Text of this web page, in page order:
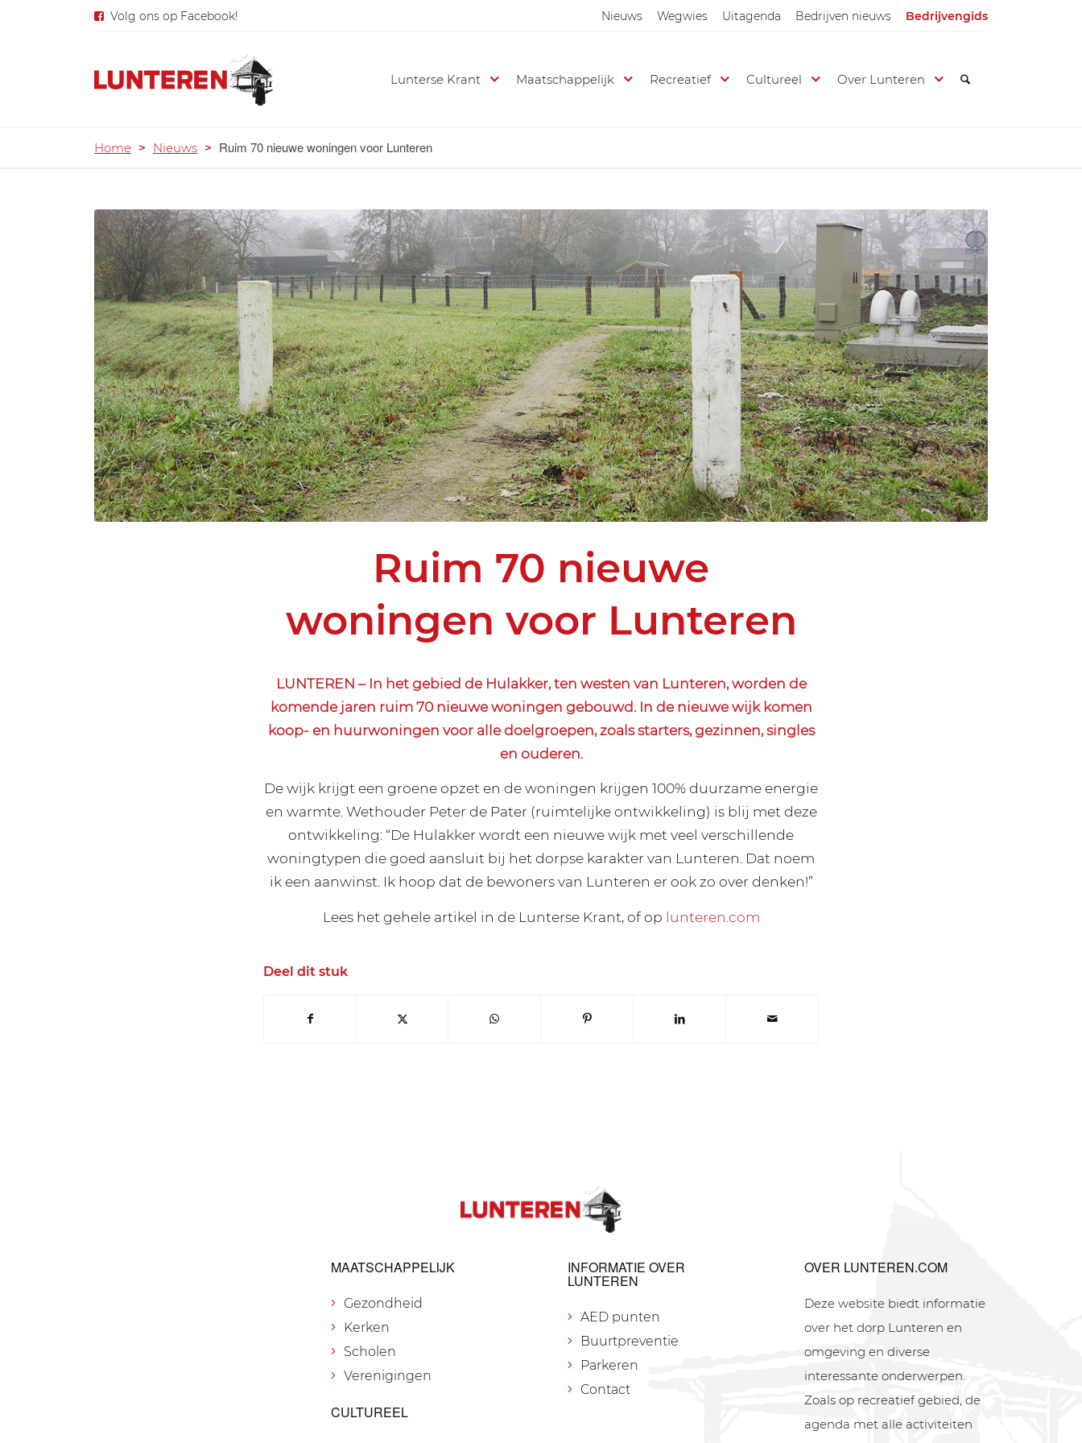
Nieuws Wegwies Uitagenda Bedrijven nieuws Bedrijvengids
Volg ons op Facebook!
Lunterse Krant Maatschappelijk Recreatief Cultureel Over Lunteren
Home > Nieuws > Ruim 70 nieuwe woningen voor Lunteren
Ruim 70 nieuwe
woningen voor Lunteren
LUNTEREN – In het gebied de Hulakker, ten westen van Lunteren, worden de
komende jaren ruim 70 nieuwe woningen gebouwd. In de nieuwe wijk komen
koop- en huurwoningen voor alle doelgroepen, zoals starters, gezinnen, singles
en ouderen.
De wijk krijgt een groene opzet en de woningen krijgen 100% duurzame energie
en warmte. Wethouder Peter de Pater (ruimtelijke ontwikkeling) is blij met deze
ontwikkeling: “De Hulakker wordt een nieuwe wijk met veel verschillende
woningtypen die goed aansluit bij het dorpse karakter van Lunteren. Dat noem
ik een aanwinst. Ik hoop dat de bewoners van Lunteren er ook zo over denken!”
Lees het gehele artikel in de Lunterse Krant, of op lunteren.com
Deel dit stuk
MAATSCHAPPELIJK
Gezondheid
Kerken
Scholen
Verenigingen
CULTUREEL
INFORMATIE OVER
LUNTEREN
AED punten
Buurtpreventie
Parkeren
Contact
OVER LUNTEREN.COM
Deze website biedt informatie
over het dorp Lunteren en
omgeving en diverse
interessante onderwerpen.
Zoals op recreatief gebied, de
agenda met alle activiteiten